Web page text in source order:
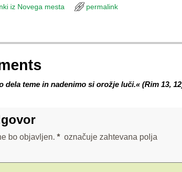
iz Novega mesta permalink
dela teme in nadenimo si orožje luči.« (Rim 13,
bo objavljen. * označuje zahtevana polja